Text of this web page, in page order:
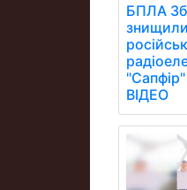
БПЛА
знищили
ВІДЕО